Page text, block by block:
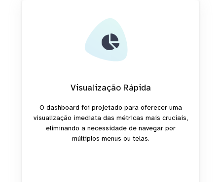
Visualização Rápida
O dashboard foi projetado para oferecer uma
visualização imediata das métricas mais cruciais,
eliminando a necessidade de navegar por
múltiplos menus ou telas.